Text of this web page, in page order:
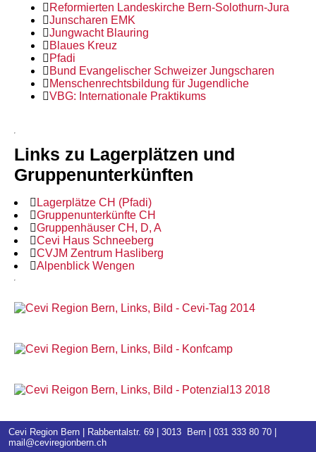
Reformierten Landeskirche Bern-Solothurn-Jura
Junscharen EMK
Jungwacht Blauring
Blaues Kreuz
Pfadi
Bund Evangelischer Schweizer Jungscharen
Menschenrechtsbildung für Jugendliche
VBG: Internationale Praktikums
Links zu Lagerplätzen und
Gruppenunterkünften
Lagerplätze CH (Pfadi)
Gruppenunterkünfte CH
Gruppenhäuser CH, D, A
Cevi Haus Schneeberg
CVJM Zentrum Hasliberg
Alpenblick Wengen
Cevi Region Bern | Rabbentalstr. 69 | 3013 Bern | 031 333 80 70
mail@ceviregionbern.ch